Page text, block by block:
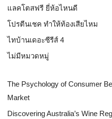
แลคโตสฟรี ยี่ห้อไหนดี
โปรตีนเชค ทำให้ท้องเสียไหม
ไทบ้านเดอะซีรีส์ 4
ไม่มีหมวดหมู่
The Psychology of Consumer
Market
Discovering Australia’s Wine